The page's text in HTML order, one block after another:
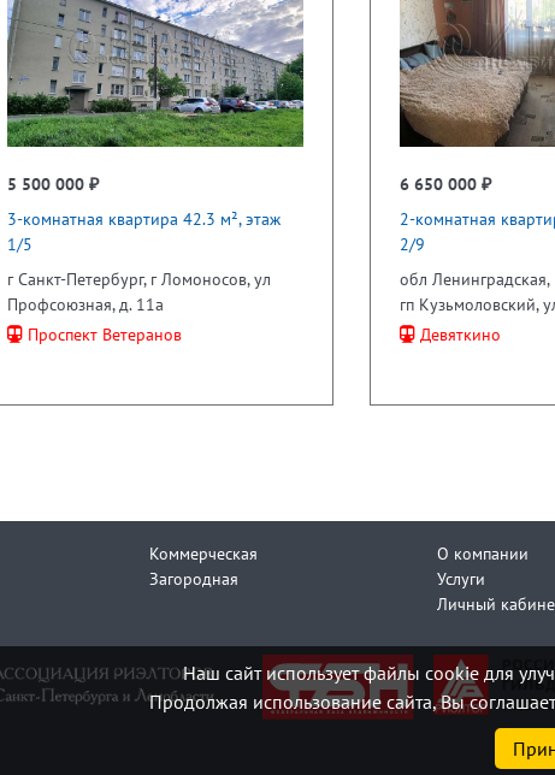
5 500 000 ₽
3-комнатная квартира 42.3 м², этаж
1/5
г Санкт-Петербург, г Ломоносов, ул
Профсоюзная, д. 11а
Проспект Ветеранов
6 650 000 ₽
2-комнатная
2/9
обл
гп Кузьмоловский,
Девяткино
Коммерческая
Загородная
О компании
Услуги
Личный
Наш сайт использует файлы cookie для
Продолжая использование сайта, Вы